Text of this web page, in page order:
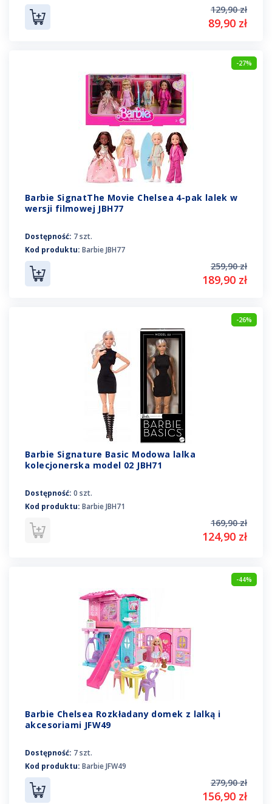
129,90 zł
89,90 zł
-27%
Barbie SignatThe Movie Chelsea 4-pak lalek w
wersji filmowej JBH77
Dostępność: 7 szt.
Kod produktu: Barbie JBH77
259,90 zł
189,90 zł
-26%
Barbie Signature Basic Modowa lalka
kolecjonerska model 02 JBH71
Dostępność: 0 szt.
Kod produktu: Barbie JBH71
169,90 zł
124,90 zł
-44%
Barbie Chelsea Rozkładany domek z lalką i
akcesoriami JFW49
Dostępność: 7 szt.
Kod produktu: Barbie JFW49
279,90 zł
156,90 zł